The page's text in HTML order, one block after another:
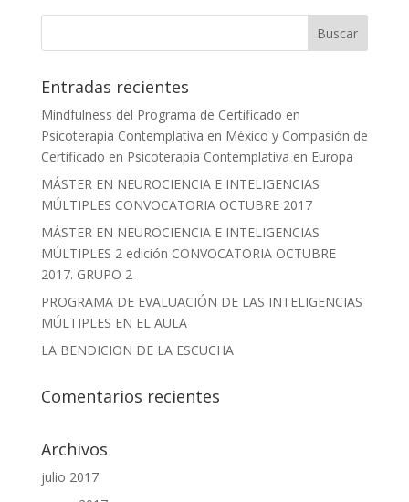
Entradas recientes
Mindfulness del Programa de Certificado en
Psicoterapia Contemplativa en México y Compasión de
Certificado en Psicoterapia Contemplativa en Europa
MÁSTER EN NEUROCIENCIA E INTELIGENCIAS
MÚLTIPLES CONVOCATORIA OCTUBRE 2017
MÁSTER EN NEUROCIENCIA E INTELIGENCIAS
MÚLTIPLES 2 edición CONVOCATORIA OCTUBRE
2017. GRUPO 2
PROGRAMA DE EVALUACIÓN DE LAS INTELIGENCIAS
MÚLTIPLES EN EL AULA
LA BENDICION DE LA ESCUCHA
Comentarios recientes
Archivos
julio 2017